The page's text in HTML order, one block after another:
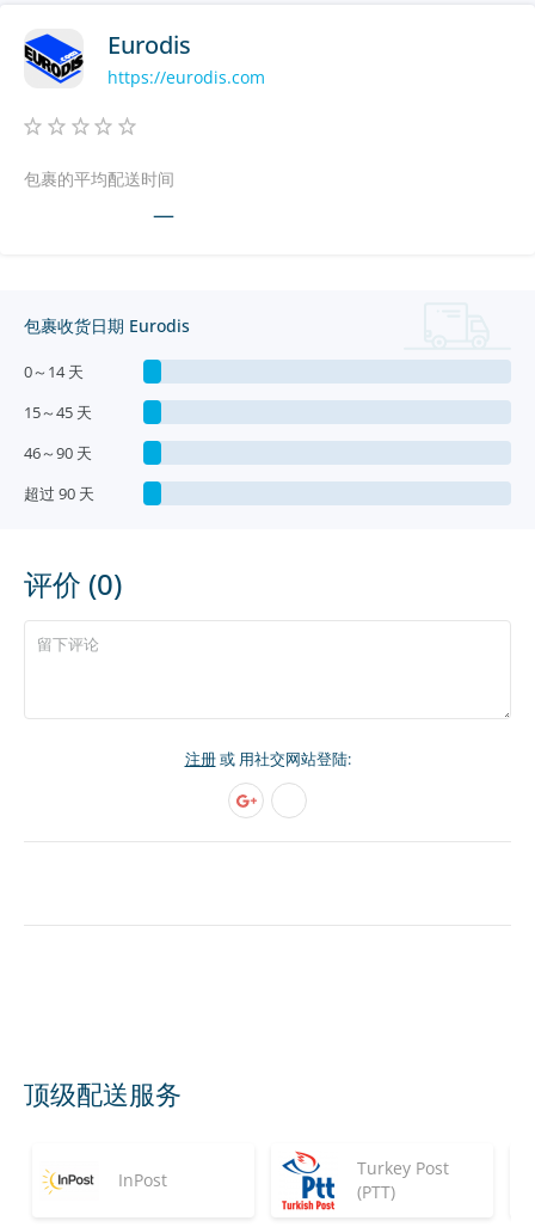
Eurodis
https://eurodis.com
包裹的平均配送时间
—
包裹收货日期 Eurodis
0～14 天
15～45 天
46～90 天
超过 90 天
评价 (0)
注册或 用社交网站登陆:
顶级配送服务
InPost
Turkey Post
(PTT)